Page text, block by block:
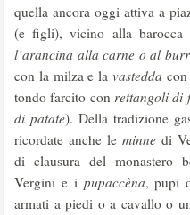
quella ancora oggi attiva a
(e figli), vicino alla barocca
l’arancina alla carne o al
con la milza e la vastedda
tondo farcito conrettangoli di
di patate). Della tradizione
ricordate anche le minnedi
di clausura del monastero
Vergini e i pupaccèna, pupi
armati a piedi o a cavallo o